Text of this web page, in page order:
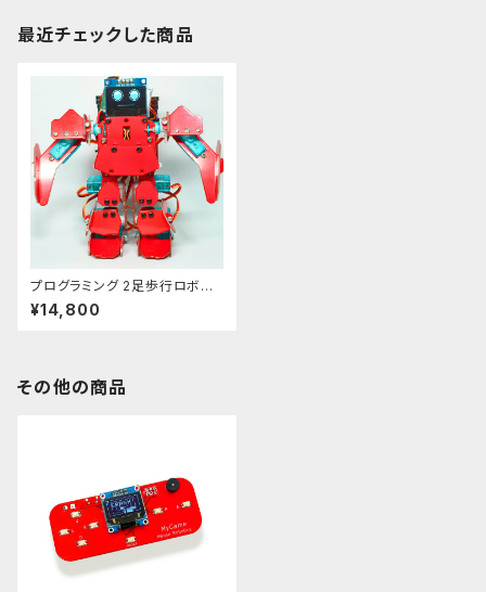
最近チェックした商品
プログラミング 2足歩行ロボット
キット Picot （マイコンボードな
し）
¥14,800
その他の商品